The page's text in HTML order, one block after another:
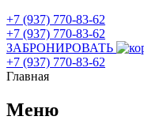
+7 (937) 770-83-62
+7 (937) 770-83-62
ЗАБРОНИРОВАТЬ
+7 (937) 770-83-62
Главная
Меню